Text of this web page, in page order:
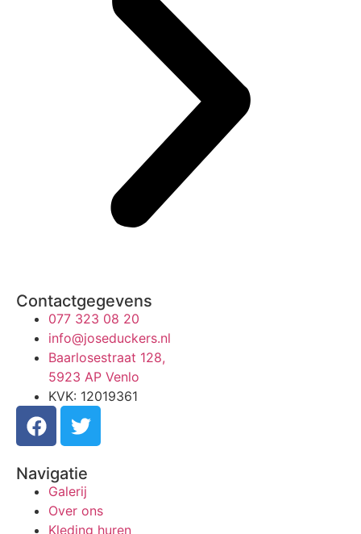
Contactgegevens
077 323 08 20
info@joseduckers.nl
Baarlosestraat 128,
5923 AP Venlo
KVK: 12019361
Navigatie
Galerij
Over ons
Kleding huren